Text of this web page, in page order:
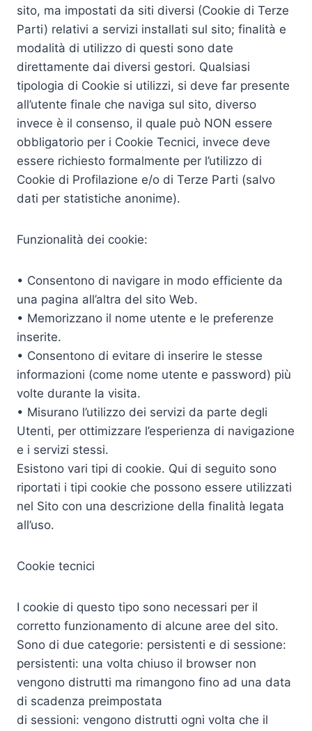
sito, ma impostati da siti diversi (Cookie di Terze
Parti) relativi a servizi installati sul sito; finalità e
modalità di utilizzo di questi sono date
direttamente dai diversi gestori. Qualsiasi
tipologia di Cookie si utilizzi, si deve far presente
all’utente finale che naviga sul sito, diverso
invece è il consenso, il quale può NON essere
obbligatorio per i Cookie Tecnici, invece deve
essere richiesto formalmente per l’utilizzo di
Cookie di Profilazione e/o di Terze Parti (salvo
dati per statistiche anonime).
Funzionalità dei cookie:
• Consentono di navigare in modo efficiente da
una pagina all’altra del sito Web.
• Memorizzano il nome utente e le preferenze
inserite.
• Consentono di evitare di inserire le stesse
informazioni (come nome utente e password) più
volte durante la visita.
• Misurano l’utilizzo dei servizi da parte degli
Utenti, per ottimizzare l’esperienza di navigazione
e i servizi stessi.
Esistono vari tipi di cookie. Qui di seguito sono
riportati i tipi cookie che possono essere utilizzati
nel Sito con una descrizione della finalità legata
all’uso.
Cookie tecnici
I cookie di questo tipo sono necessari per il
corretto funzionamento di alcune aree del sito.
Sono di due categorie: persistenti e di sessione:
persistenti: una volta chiuso il browser non
vengono distrutti ma rimangono fino ad una data
di scadenza preimpostata
di sessioni: vengono distrutti ogni volta che il